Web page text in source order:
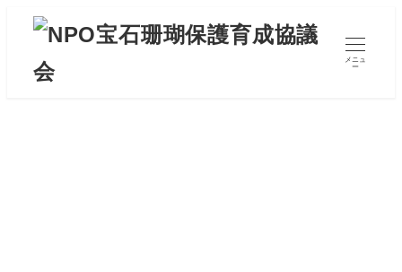
メニュ
ー